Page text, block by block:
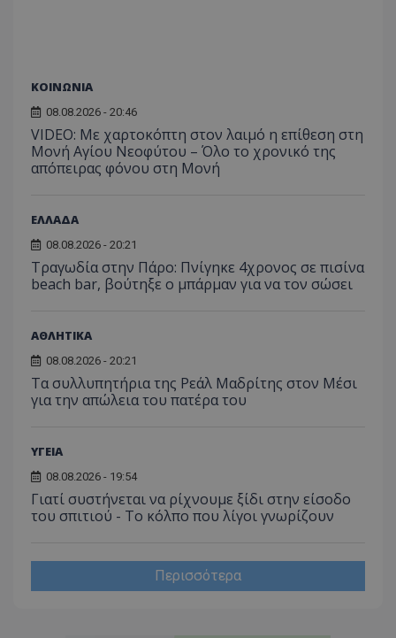
ΚΟΙΝΩΝΙΑ
08.08.2026 - 20:46
VIDEO: Με χαρτοκόπτη στον λαιμό η επίθεση στη
Μονή Αγίου Νεοφύτου – Όλο το χρονικό της
απόπειρας φόνου στη Μονή
ΕΛΛΑΔΑ
08.08.2026 - 20:21
Τραγωδία στην Πάρο: Πνίγηκε 4χρονος σε πισίνα
beach bar, βούτηξε ο μπάρμαν για να τον σώσει
ΑΘΛΗΤΙΚΑ
08.08.2026 - 20:21
Τα συλλυπητήρια της Ρεάλ Μαδρίτης στον Μέσι
για την απώλεια του πατέρα του
ΥΓΕΙΑ
08.08.2026 - 19:54
Γιατί συστήνεται να ρίχνουμε ξίδι στην είσοδο
του σπιτιού - Το κόλπο που λίγοι γνωρίζουν
Περισσότερα